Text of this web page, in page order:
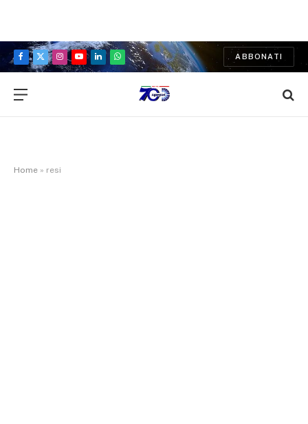
Facebook
X
Instagram
YouTubeLinkedInWhatsApp
ABBONATI
Home » resi